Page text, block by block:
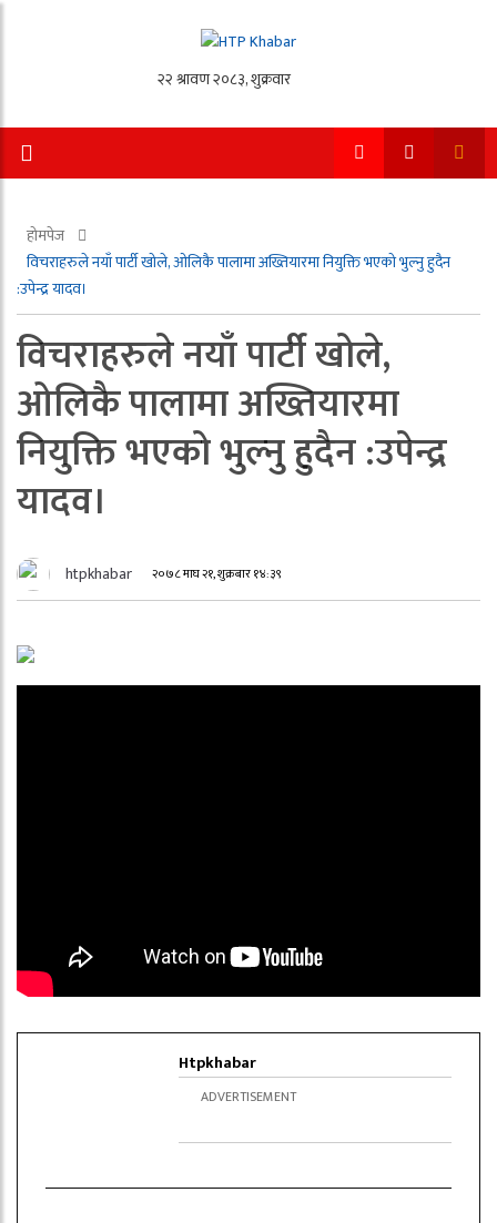
होमपेज
विचराहरुले नयाँ पार्टी खोले, ओलिकै पालामा अख्तियारमा नियुक्ति भएको भुल्नु हुदैन
:उपेन्द्र यादव।
विचराहरुले नयाँ पार्टी खोले,
ओलिकै पालामा अख्तियारमा
नियुक्ति भएको भुल्नु हुदैन :उपेन्द्र
यादव।
htpkhabar २०७८ माघ २१, शुक्रबार १४:३९
Htpkhabar